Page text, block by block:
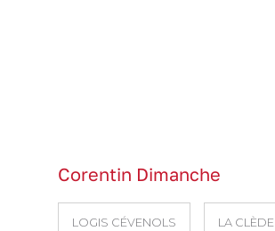
Corentin Dimanche
LOGIS CÉVENOLS LA CLÈDE